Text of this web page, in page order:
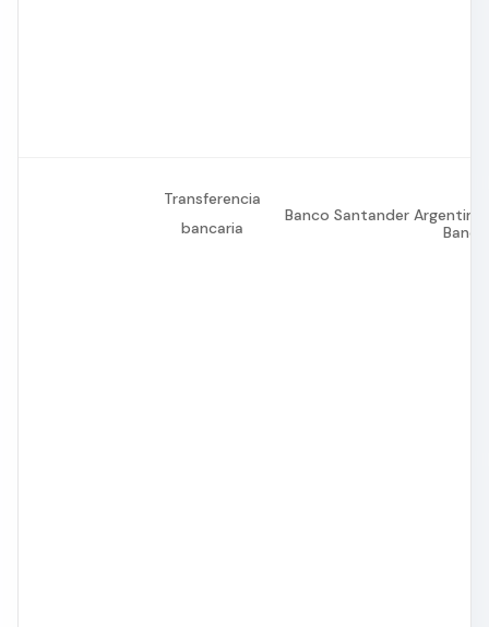
Transferencia
bancaria
Banco Santander Argentina